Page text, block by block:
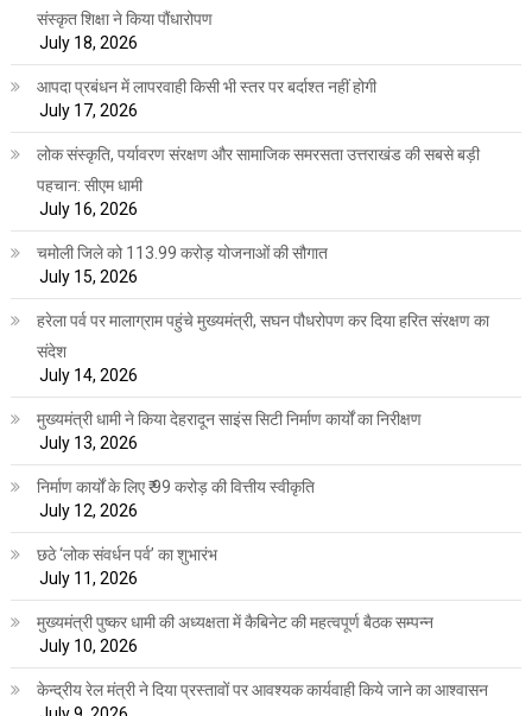
संस्कृत शिक्षा ने किया पौंधारोपण
July 18, 2026
आपदा प्रबंधन में लापरवाही किसी भी स्तर पर बर्दाश्त नहीं होगी
July 17, 2026
लोक संस्कृति, पर्यावरण संरक्षण और सामाजिक समरसता उत्तराखंड की सबसे बड़ी
पहचान: सीएम धामी
July 16, 2026
चमोली जिले को 113.99 करोड़ योजनाओं की सौगात
July 15, 2026
हरेला पर्व पर मालाग्राम पहुंचे मुख्यमंत्री, सघन पौधरोपण कर दिया हरित संरक्षण का
संदेश
July 14, 2026
मुख्यमंत्री धामी ने किया देहरादून साइंस सिटी निर्माण कार्यों का निरीक्षण
July 13, 2026
निर्माण कार्यों के लिए ₹ 99 करोड़ की वित्तीय स्वीकृति
July 12, 2026
छठे ‘लोक संवर्धन पर्व’ का शुभारंभ
July 11, 2026
मुख्यमंत्री पुष्कर धामी की अध्यक्षता में कैबिनेट की महत्वपूर्ण बैठक सम्पन्न
July 10, 2026
केन्द्रीय रेल मंत्री ने दिया प्रस्तावों पर आवश्यक कार्यवाही किये जाने का आश्वासन